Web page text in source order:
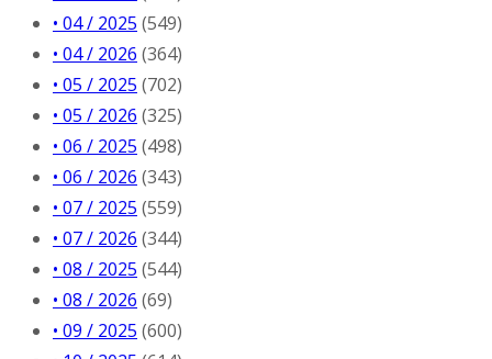
• 04 / 2025 (549)
• 04 / 2026 (364)
• 05 / 2025 (702)
• 05 / 2026 (325)
• 06 / 2025 (498)
• 06 / 2026 (343)
• 07 / 2025 (559)
• 07 / 2026 (344)
• 08 / 2025 (544)
• 08 / 2026 (69)
• 09 / 2025 (600)